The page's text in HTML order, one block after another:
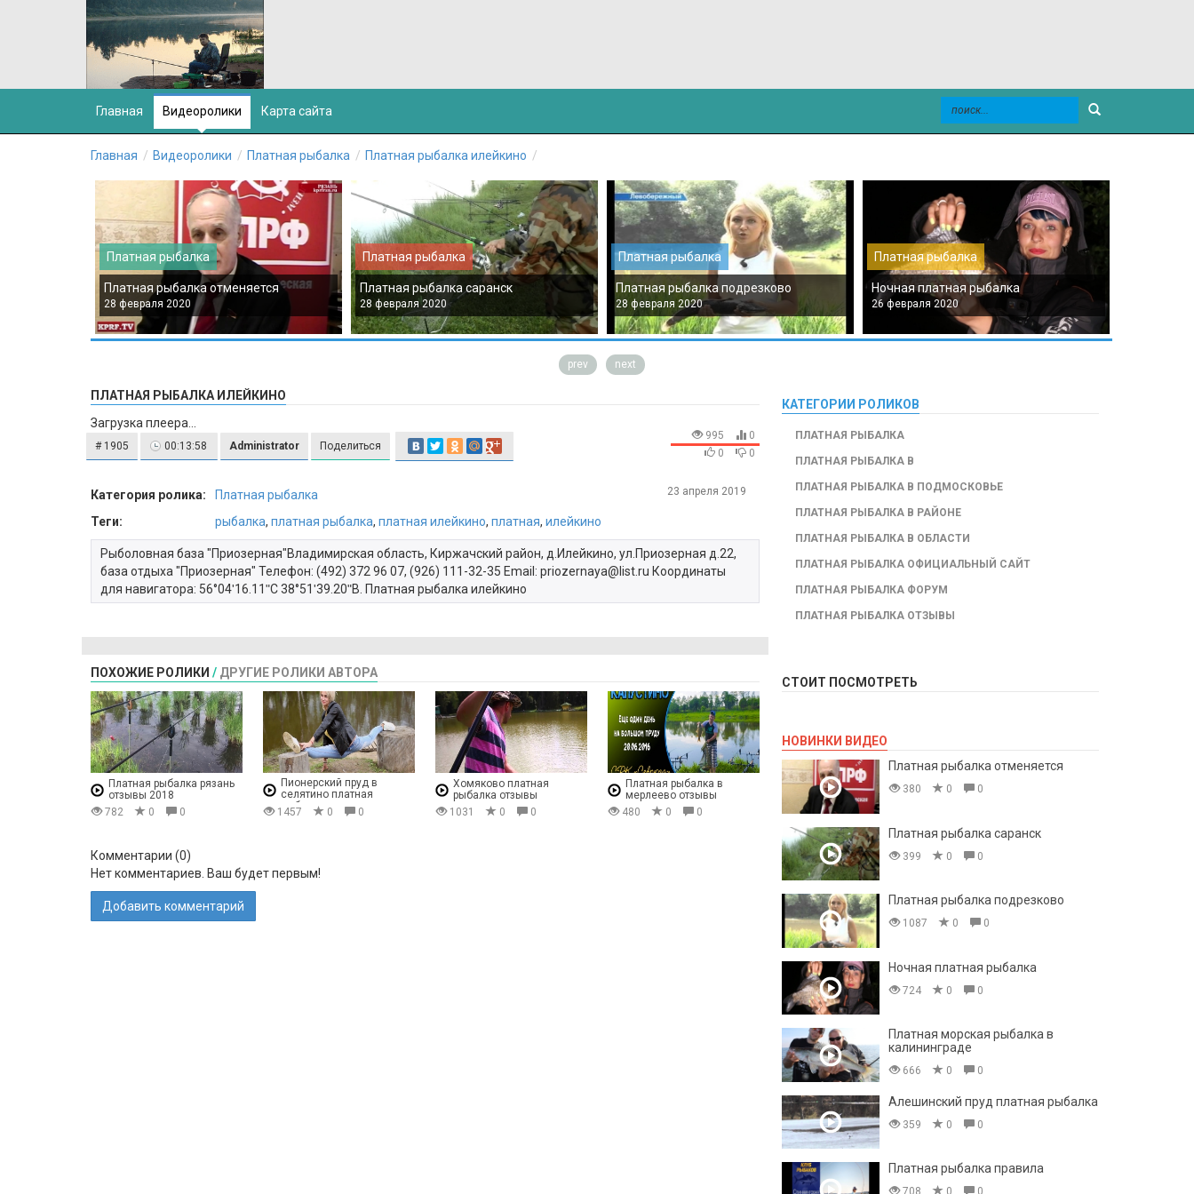
Главная Видеоролики Карта сайта
Главная Видеоролики Платная рыбалка Платная рыбалка илейкино
Платная рыбалка
Платная рыбалка отменяется
28 февраля 2020
Платная рыбалка
Платная рыбалка саранск
28 февраля 2020
Платная рыбалка
Платная рыбалка подрезково
28 февраля 2020
Платная рыбалка
Ночная платная рыбалка
26 февраля 2020
prev next
ПЛАТНАЯ РЫБАЛКА ИЛЕЙКИНО
Загрузка плеера...
# 1905 00:13:58 Administrator Поделиться
995
0
0
0
Категория ролика:
Платная рыбалка
Теги:
рыбалка, платная рыбалка, платная илейкино, платная, илейкино
Рыболовная база "Приозерная"Владимирская область, Киржачский район, д.Илейкино, ул.Приозерная д.22,
база отдыха "Приозерная" Телефон: (492) 372 96 07, (926) 111-32-35 Email: priozernaya@list.ru Координаты
для навигатора: 56°04ʹ16.11ʺС 38°51ʹ39.20ʺB. Платная рыбалка илейкино
23 апреля 2019
ПОХОЖИЕ РОЛИКИ / ДРУГИЕ РОЛИКИ АВТОРА
Платная рыбалка рязань
отзывы 2018
782
0 0
Пионерский пруд в
селятино платная
рыбалка отзывы
1457 0 0
Хомяково платная
рыбалка отзывы
1031
0 0
Платная рыбалка в
мерлеево отзывы
480
0 0
Комментарии (0)
Нет комментариев. Ваш будет первым!
Добавить комментарий
КАТЕГОРИИ РОЛИКОВ
ПЛАТНАЯ РЫБАЛКА
ПЛАТНАЯ РЫБАЛКА В
ПЛАТНАЯ РЫБАЛКА В ПОДМОСКОВЬЕ
ПЛАТНАЯ РЫБАЛКА В РАЙОНЕ
ПЛАТНАЯ РЫБАЛКА В ОБЛАСТИ
ПЛАТНАЯ РЫБАЛКА ОФИЦИАЛЬНЫЙ САЙТ
ПЛАТНАЯ РЫБАЛКА ФОРУМ
ПЛАТНАЯ РЫБАЛКА ОТЗЫВЫ
СТОИТ ПОСМОТРЕТЬ
НОВИНКИ ВИДЕО
Платная рыбалка отменяется
380 0 0
Платная рыбалка саранск
399 0 0
Платная рыбалка подрезково
1087 0 0
Ночная платная рыбалка
724 0 0
Платная морская рыбалка в
калининграде
666 0 0
Алешинский пруд платная рыбалка
359 0 0
Платная рыбалка правила
708 0 0